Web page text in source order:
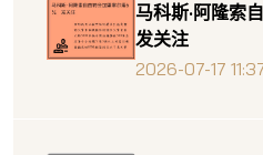
马科斯·阿隆索
发关注
2026-07-17